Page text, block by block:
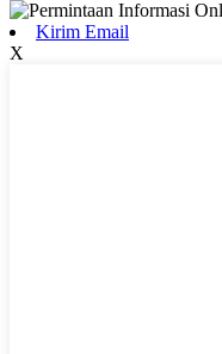
Kirim Email
X